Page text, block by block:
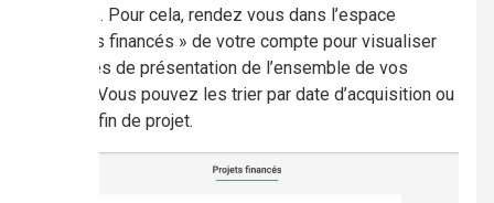
financés. Pour cela, rendez vous dans l’espace
« Projets financés » de votre compte pour visualiser
les fiches de présentation de l’ensemble de vos
projets. Vous pouvez les trier par date d’acquisition ou
date de fin de projet.